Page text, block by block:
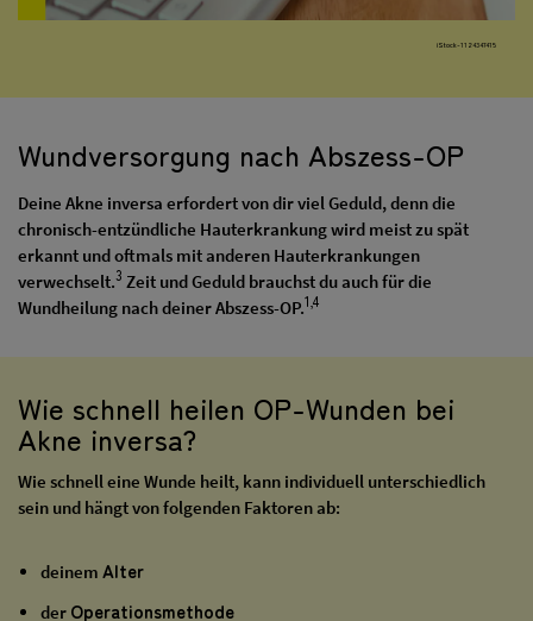
iStock-1124347415
Wundversorgung nach Abszess-OP
Deine Akne inversa erfordert von dir viel Geduld, denn die
chronisch-entzündliche Hauterkrankung wird meist zu spät
erkannt und oftmals mit anderen Hauterkrankungen
verwechselt.3 Zeit und Geduld brauchst du auch für die
Wundheilung nach deiner Abszess-OP.1,4
Wie schnell heilen OP-Wunden bei
Akne inversa?
Wie schnell eine Wunde heilt, kann individuell unterschiedlich
sein und hängt von folgenden Faktoren ab:
deinemAlter
der Operationsmethode